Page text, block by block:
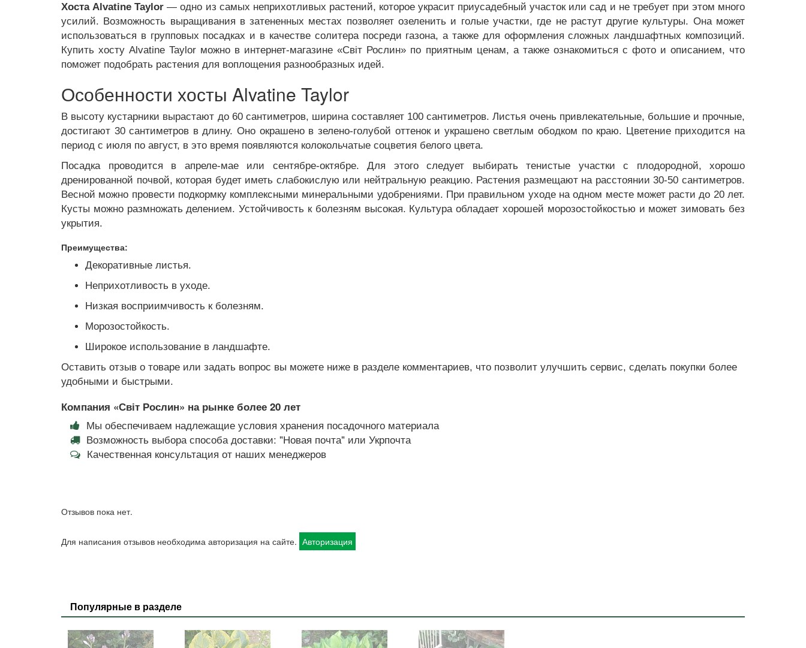
Хоста Alvatine Taylor— одно из самых неприхотливых растений, которое украсит приусадебный участок или сад и не требует при этом много
усилий. Возможность выращивания в затененных местах позволяет озеленить и голые участки, где не растут другие культуры. Она может
использоваться в групповых посадках и в качестве солитера посреди газона, а также для оформления сложных ландшафтных композиций.
Купить хосту Alvatine Taylor можно в интернет-магазине «Світ Рослин» по приятным ценам, а также ознакомиться с фото и описанием, что
поможет подобрать растения для воплощения разнообразных идей.
Особенности хосты Alvatine Taylor
В высоту кустарники вырастают до 60 сантиметров, ширина составляет 100 сантиметров. Листья очень привлекательные, большие и прочные,
достигают 30 сантиметров в длину. Оно окрашено в зелено-голубой оттенок и украшено светлым ободком по краю. Цветение приходится на
период с июля по август, в это время появляются колокольчатые соцветия белого цвета.
Посадка проводится в апреле-мае или сентябре-октябре. Для этого следует выбирать тенистые участки с плодородной, хорошо
дренированной почвой, которая будет иметь слабокислую или нейтральную реакцию. Растения размещают на расстоянии 30-50 сантиметров.
Весной можно провести подкормку комплексными минеральными удобрениями. При правильном уходе на одном месте может расти до 20 лет.
Кусты можно размножать делением. Устойчивость к болезням высокая. Культура обладает хорошей морозостойкостью и может зимовать без
укрытия.
Преимущества:
Декоративные листья.
Неприхотливость в уходе.
Низкая восприимчивость к болезням.
Морозостойкость.
Широкое использование в ландшафте.
Оставить отзыв о товаре или задать вопрос вы можете ниже в разделе комментариев, что позволит улучшить сервис, сделать покупки более
удобными и быстрыми.
Компания «Світ Рослин» на рынке более 20 лет
Мы обеспечиваем надлежащие условия хранения посадочного материала
Возможность выбора способа доставки: "Новая почта" или Укрпочта
Качественная консультация от наших менеджеров
Отзывов пока нет.
Для написания отзывов необходима авторизация на сайте. Авторизация
Популярные в разделе